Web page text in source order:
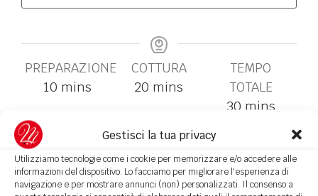
Gestisci la tua privacy
Utilizziamo tecnologie come i cookie per memorizzare e/o accedere alle
informazioni del dispositivo. Lo facciamo per migliorare l'esperienza di
navigazione e per mostrare annunci (non) personalizzati. Il consenso a
PREPARAZIONE
10 mins
COTTURA
20 mins
TEMPO
TOTALE
30 mins
COURSE
Antipasti, Contorni
CUISINE
Italiana